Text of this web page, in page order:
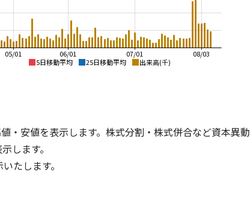
5日移動平均 25日移動平均 出来高(千)
08/03
07/01
06/01
05/01
130,000
・安値を表示します。株式分割・株式併合など資本異動
します。
たします。